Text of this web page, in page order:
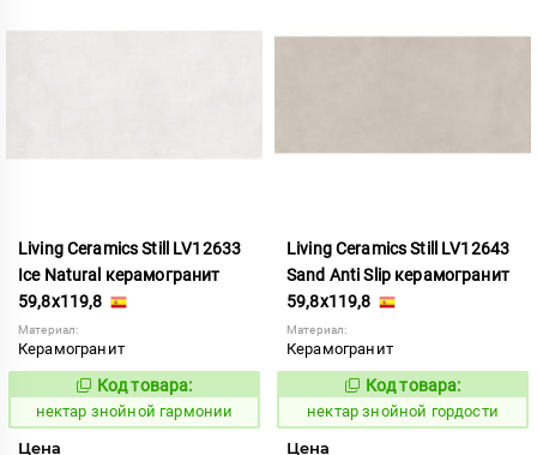
Living Ceramics Still LV12633
Ice Natural керамогранит
59,8x119,8
Материал:
Керамогранит
1129016
Код товара:
нектар знойной гармонии
Цена
Living Ceramics Still LV12643
Sand Anti Slip керамогранит
59,8x119,8
Материал:
Керамогранит
1129018
Код товара:
нектар знойной гордости
Цена